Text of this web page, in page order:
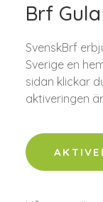
Brf
SvenskBrf
Sverige en
sidan klickar
aktiveringen